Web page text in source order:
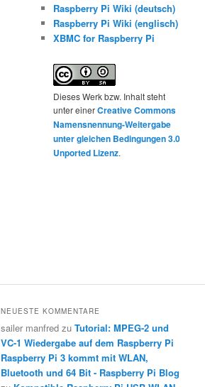
Raspberry Pi Wiki (deutsch)
Raspberry Pi Wiki (englisch)
XBMC for Raspberry Pi
Dieses Werk bzw. Inhalt steht
unter einerCreative Commons
Namensnennung-Weitergabe
unter gleichen Bedingungen 3.0
Unported Lizenz.
NEUESTE KOMMENTARE
sailer manfredzu Tutorial: MPEG-2 und
VC-1 Wiedergabe auf dem Raspberry Pi
Raspberry Pi 3 kommt mit WLAN,
Bluetooth und 64 Bit - Raspberry Pi Blog